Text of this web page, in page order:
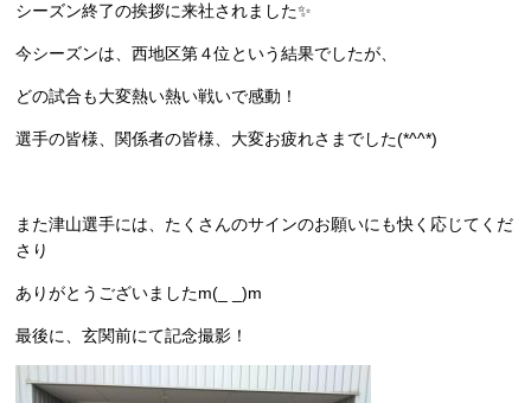
シーズン終了の挨拶に来社されました✨
今シーズンは、西地区第４位という結果でしたが、
どの試合も大変熱い熱い戦いで感動！
選手の皆様、関係者の皆様、大変お疲れさまでした‍(*^^*)
また津山選手には、たくさんのサインのお願いにも快く応じてくだ
さり
ありがとうございましたm(_ _)m
最後に、玄関前にて記念撮影！